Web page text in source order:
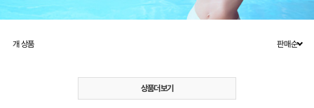
개 상품 판매순
상품더보기